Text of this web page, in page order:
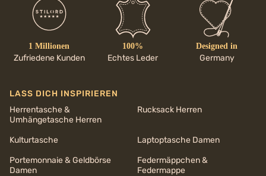
1 Millionen
Zufriedene Kunden
100%
Echtes Leder
Designed in
Germany
LASS DICH INSPIRIEREN
Herrentasche &
Umhängetasche Herren
Rucksack Herren
Kulturtasche
Laptoptasche Damen
Portemonnaie & Geldbörse
Damen
Federmäppchen &
Federmappe